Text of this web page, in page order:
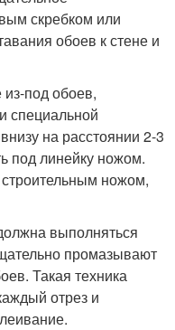
скребком или
обоев к стене и
под обоев,
специальной
на расстоянии 2-3
под линейку ножом.
ножом,
выполняться
промазывают
Такая техника
отрез и